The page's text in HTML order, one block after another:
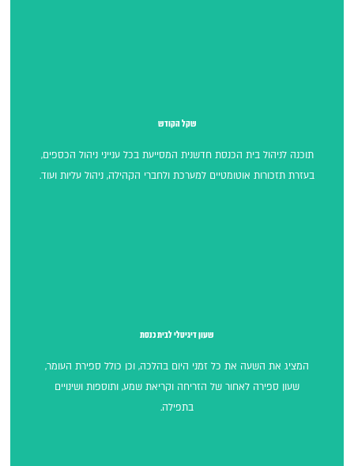
שקל הקודש
תוכנה לניהול בית הכנסת חדשנית המסייעת בכל ענייני ניהול הכספים,
בעזרת תזכורות אוטומטיים למערכת ולחברי הקהילה, ניהול עליות ועוד.
שעון דיגיטלי לבית כנסת
המציג את השעה את כל זמני היום בהלכה, וכן כולל ספירת העומר,
שעון ספירה לאחור של הזריחה וקריאת שמע, ותוספות ושינויים
בתפילה.